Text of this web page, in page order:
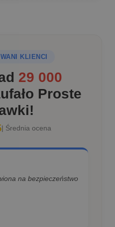
KLIENCI
29 000
Proste
| Średnia ocena
na bezpieczeństwo